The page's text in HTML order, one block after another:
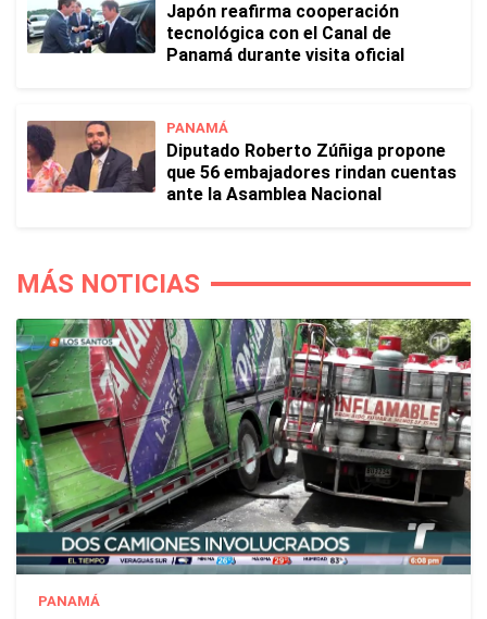
Japón reafirma cooperación
tecnológica con el Canal de
Panamá durante visita oficial
PANAMÁ
Diputado Roberto Zúñiga propone
que 56 embajadores rindan cuentas
ante la Asamblea Nacional
MÁS NOTICIAS
PANAMÁ